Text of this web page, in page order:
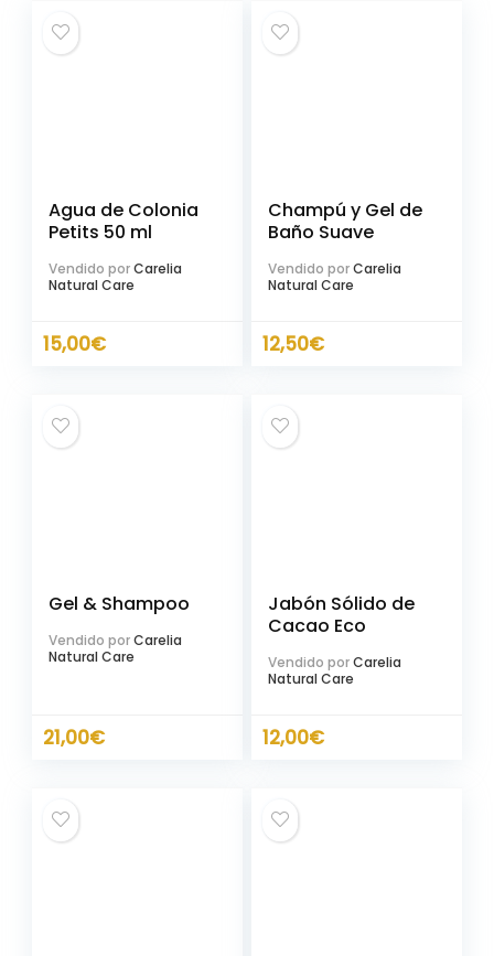
Agua de Colonia
Petits 50 ml
Vendido porCarelia
Natural Care
15,00€
Champú y Gel de
Baño Suave
Vendido porCarelia
Natural Care
12,50€
Gel & Shampoo
Vendido porCarelia
Natural Care
21,00€
Jabón Sólido de
Cacao Eco
Vendido porCarelia
Natural Care
12,00€